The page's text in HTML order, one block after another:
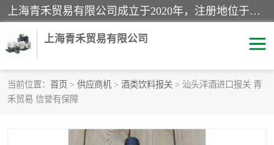
上海青禾贸易有限公司成立于2020年，注册地位于上海市宝山区。经营范围包括：机械设备、五金制品、劳防用品、电子产品、塑胶制品、家具、模具、纺织品、仪器仪表、建筑材料、装饰材料、化工产品、金属制品、机车配件等货物进出口报关、清关服务。
上海青禾贸易有限公司
当前位置： 首页 > 供应商机 > 酒类饮料报关 > 汕头洋酒进口报关 青
禾贸易 信誉有保障
酒类饮料报关
服装进口清关